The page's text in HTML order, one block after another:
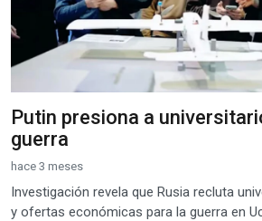
Putin presiona a
guerra
hace 3 meses
Investigación revela que Rusia recluta
y ofertas económicas para la guerra en